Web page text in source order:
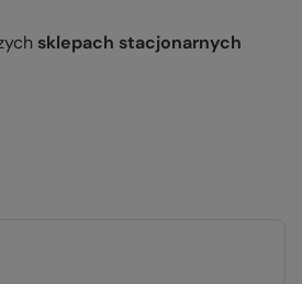
sklepach stacjonarnych